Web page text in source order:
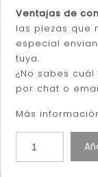
Ventajas de
las piezas que
especial
tuya.
¿No sabes
por chat o
Más